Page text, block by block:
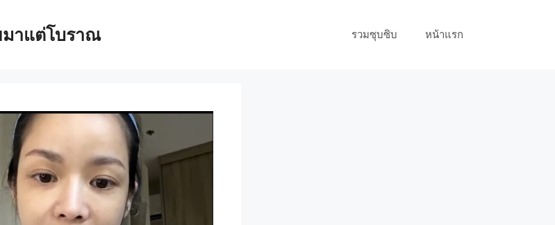
มาแต่โบราณ รวมซุบซิบ หน้าแรก